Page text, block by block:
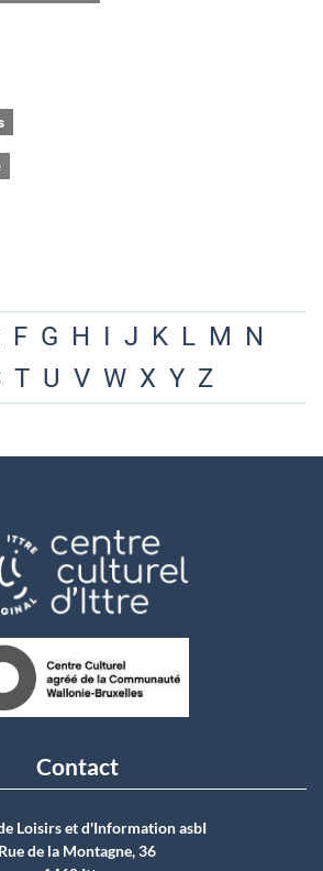
F G H I J K L M N
T U V W X Y Z
Contact
Loisirs et d'Information asbI
Rue de la Montagne, 36